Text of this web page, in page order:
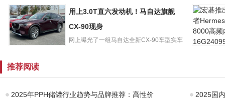
汤臣倍健发布
2022年业绩报
告，年营收达
78.6
时隔14年
标！可口
下
动机！马自达旗
用上3.0T直六发动机！马自达旗舰
CX-90现身
网上曝光了一组马自达全新CX-90车型实车
推荐阅读
2025年PPH储罐行业趋势与品牌推荐：高性价 2025国